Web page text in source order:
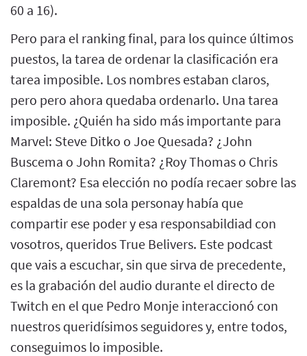
60 a 16).
Pero para el ranking final, para los quince últimos
puestos, la tarea de ordenar la clasificación era
tarea imposible. Los nombres estaban claros,
pero pero ahora quedaba ordenarlo. Una tarea
imposible. ¿Quién ha sido más importante para
Marvel: Steve Ditko o Joe Quesada? ¿John
Buscema o John Romita? ¿Roy Thomas o Chris
Claremont? Esa elección no podía recaer sobre las
espaldas de una sola personay había que
compartir ese poder y esa responsabildiad con
vosotros, queridos True Belivers. Este podcast
que vais a escuchar, sin que sirva de precedente,
es la grabación del audio durante el directo de
Twitch en el que Pedro Monje interaccionó con
nuestros queridísimos seguidores y, entre todos,
conseguimos lo imposible.